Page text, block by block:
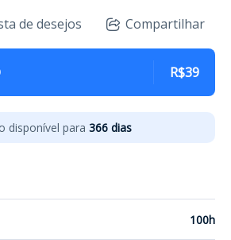
de desejos Compartilhar
R$39
disponível para 366 dias
100h